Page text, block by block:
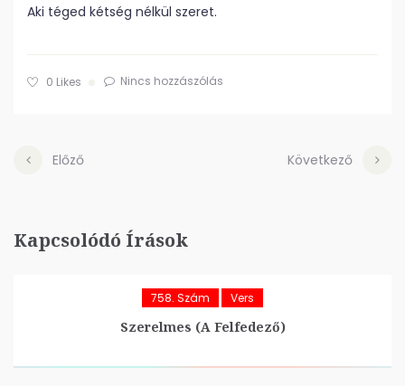
Aki téged kétség nélkül szeret.
0 Likes Nincs hozzászólás
Előző Következő
Kapcsolódó Írások
758. Szám Vers
Szerelmes (A Felfedező)